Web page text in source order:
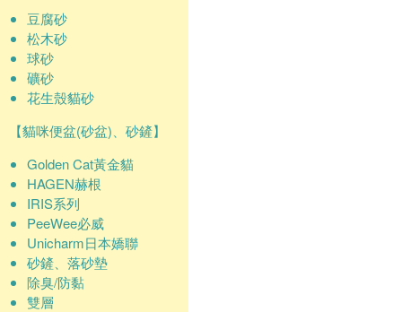
豆腐砂
松木砂
球砂
礦砂
花生殼貓砂
【貓咪便盆(砂盆)、砂鏟】
Golden Cat黃金貓
HAGEN赫根
IRIS系列
PeeWee必威
Unicharm日本嬌聯
砂鏟、落砂墊
除臭/防黏
雙層